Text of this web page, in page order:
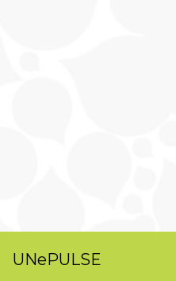
UNePULSE